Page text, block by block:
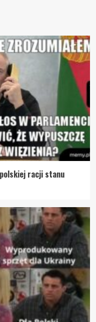
racji stanu